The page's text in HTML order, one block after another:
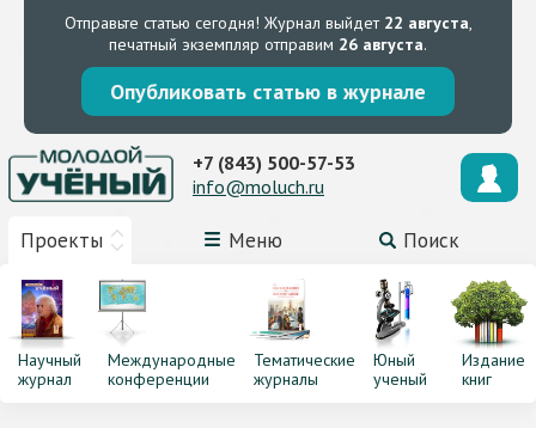
Отправьте статью сегодня! Журнал выйдет 22 августа,
печатный экземпляр отправим 26 августа.
Опубликовать статью в журнале
Проекты Меню Поиск
+7 (843) 500-57-53
info@moluch.ru
Научный
журнал
Международные
конференции
Тематические
журналы
Юный
ученый
Издание
книг